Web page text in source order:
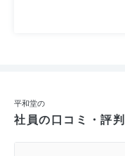
平和堂の
社員の口コミ・評判